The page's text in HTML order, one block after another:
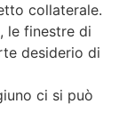
collaterale.
le finestre di
desiderio di
ci si può